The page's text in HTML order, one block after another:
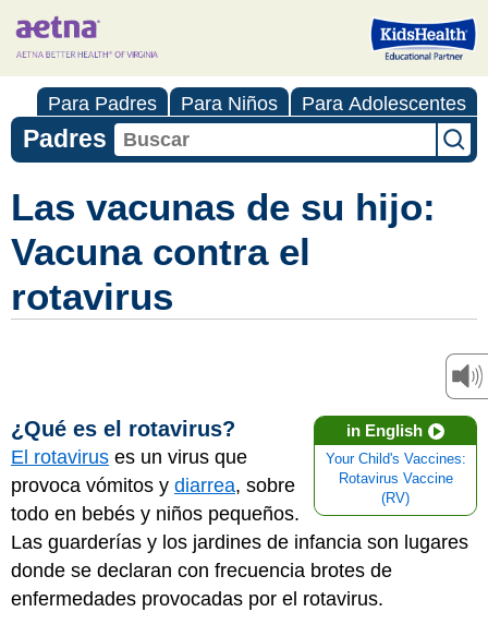
Para Padres Para Niños Para Adolescentes
Padres
Las vacunas de su hijo:
Vacuna contra el
rotavirus
in English
Your Child's Vaccines:
Rotavirus Vaccine
(RV)
¿Qué es el rotavirus?
El rotavirus es un virus que
provoca vómitos y diarrea, sobre
todo en bebés y niños pequeños.
Las guarderías y los jardines de infancia son lugares
donde se declaran con frecuencia brotes de
enfermedades provocadas por el rotavirus.